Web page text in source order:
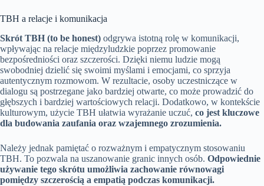
TBH a relacje i komunikacja
Skrót TBH (to be honest) odgrywa istotną rolę w komunikacji,
wpływając na relacje międzyludzkie poprzez promowanie
bezpośredniości oraz szczerości. Dzięki niemu ludzie mogą
swobodniej dzielić się swoimi myślami i emocjami, co sprzyja
autentycznym rozmowom. W rezultacie, osoby uczestniczące w
dialogu są postrzegane jako bardziej otwarte, co może prowadzić do
głębszych i bardziej wartościowych relacji. Dodatkowo, w kontekście
kulturowym, użycie TBH ułatwia wyrażanie uczuć, co jest kluczowe
dla budowania zaufania oraz wzajemnego zrozumienia.
Należy jednak pamiętać o rozważnym i empatycznym stosowaniu
TBH. To pozwala na uszanowanie granic innych osób. Odpowiednie
używanie tego skrótu umożliwia zachowanie równowagi
pomiędzy szczerością a empatią podczas komunikacji.